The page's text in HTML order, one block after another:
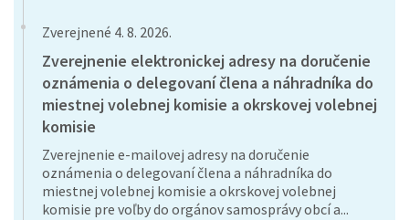
Zverejnené 4. 8. 2026.
Zverejnenie elektronickej adresy na doručenie
oznámenia o delegovaní člena a náhradníka do
miestnej volebnej komisie a okrskovej volebnej
komisie
Zverejnenie e-mailovej adresy na doručenie
oznámenia o delegovaní člena a náhradníka do
miestnej volebnej komisie a okrskovej volebnej
komisie pre voľby do orgánov samosprávy obcí a...